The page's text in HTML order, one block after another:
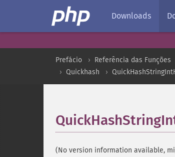
Downloads
Prefácio Referência das Funções
Quickhash
(No version information available,